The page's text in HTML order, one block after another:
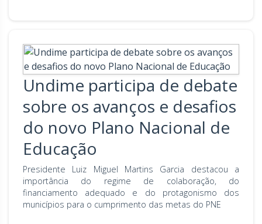
Undime participa de debate
sobre os avanços e desafios
do novo Plano Nacional de
Educação
Presidente Luiz Miguel Martins Garcia destacou a
importância do regime de colaboração, do
financiamento adequado e do protagonismo dos
municípios para o cumprimento das metas do PNE